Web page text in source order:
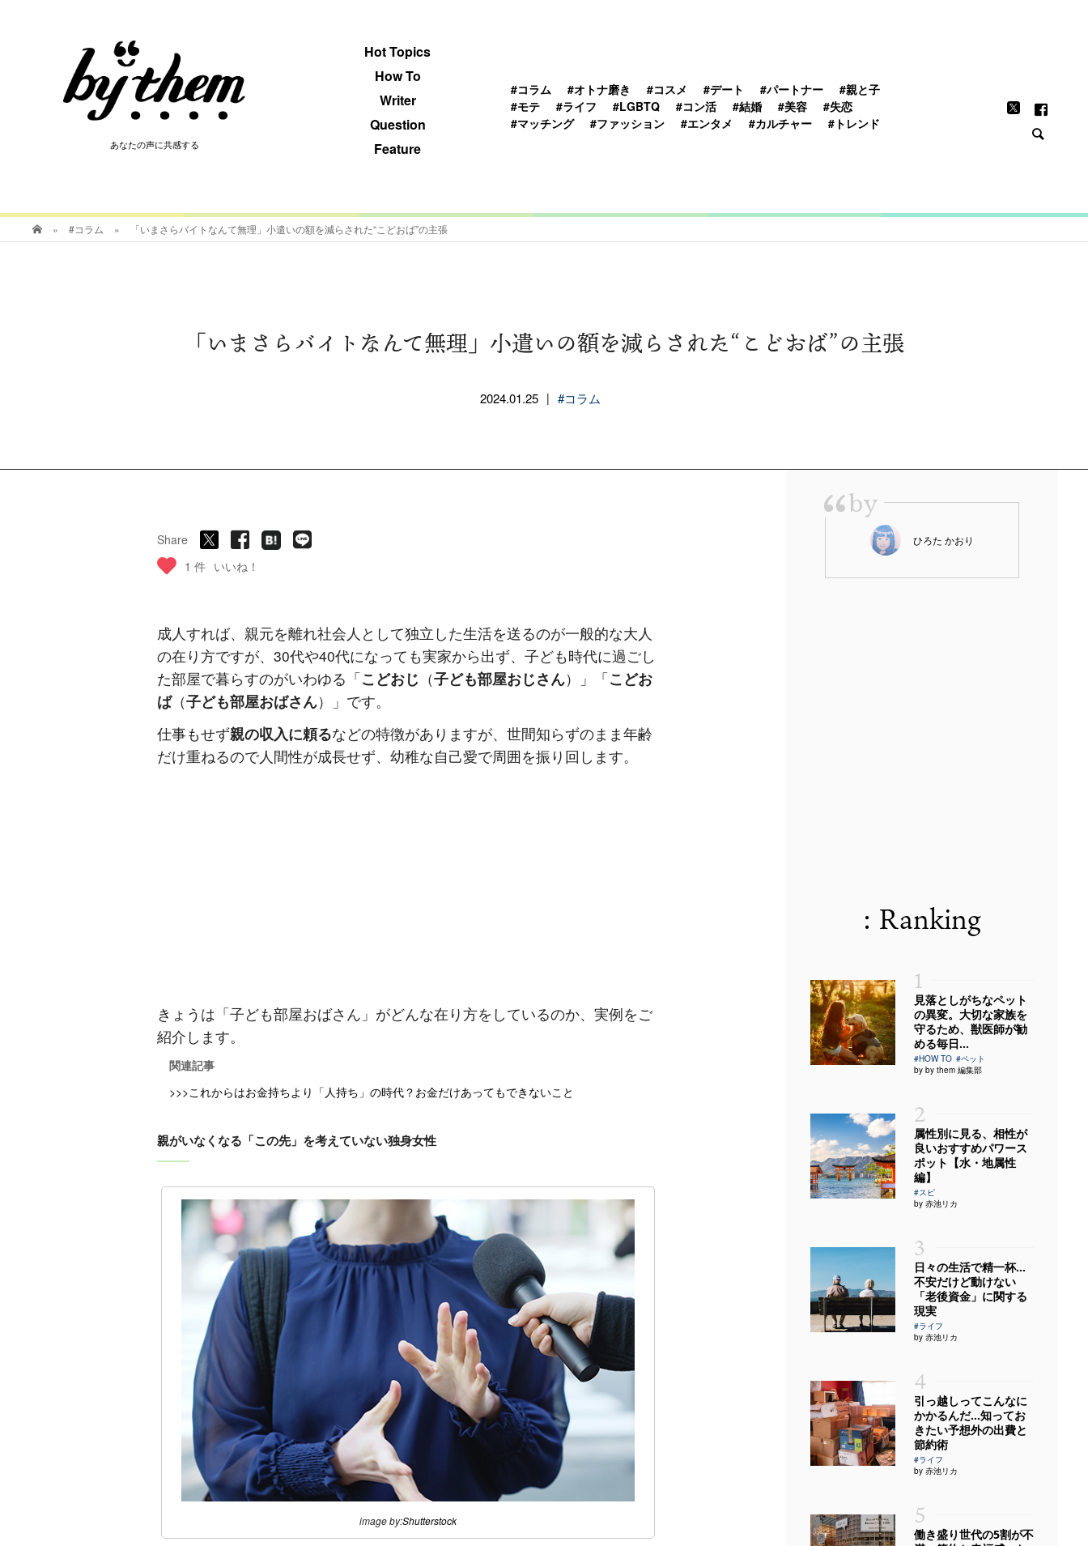
あなたの声に共感する
Hot Topics
How To
Writer
Question
Feature
#コラム #オトナ磨き #コスメ #デート #パートナー
#親と子
#モテ
#ライフ #LGBTQ #コン活 #結婚 #美容
#失恋
#マッチング
#ファッション #エンタメ #カルチャー #トレンド
あなたの声に共感する
» #コラム » 「いまさらバイトなんて無理」小遣いの額を減らされた“こどおば”の主張
「いまさらバイトなんて無理」小遣いの額を減らされた“こどおば”の主張
2024.01.25 | #コラム
Share
1 件 いいね！
成人すれば、親元を離れ社会人として独立した生活を送るのが一般的な大人
の在り方ですが、30代や40代になっても実家から出ず、子ども時代に過ごし
た部屋で暮らすのがいわゆる「こどおじ （子ども部屋おじさん）」「こどお
ば（子ども部屋おばさん）」です。
仕事もせず親の収入に頼るなどの特徴がありますが、世間知らずのまま年齢
だけ重ねるので人間性が成長せず、幼稚な自己愛で周囲を振り回します。
きょうは「子ども部屋おばさん」がどんな在り方をしているのか、実例をご
紹介します。
関連記事
>>>これからはお金持ちより「人持ち」の時代？お金だけあってもできないこと
親がいなくなる「この先」を考えていない独身女性
image by:Shutterstock
“by
ひろた かおり
: Ranking
1
見落としがちなペット
の異変。大切な家族を
守るため、獣医師が勧
める毎日...
#HOW TO #ペット
by by them 編集部
2
属性別に見る、相性が
良いおすすめパワース
ポット【水・地属性
編】
#スピ
by 赤池リカ
3
日々の生活で精一杯…
不安だけど動けない
「老後資金」に関する
現実
#ライフ
by 赤池リカ
4
引っ越しってこんなに
かかるんだ…知ってお
きたい予想外の出費と
節約術
#ライフ
by 赤池リカ
5
働き盛り世代の5割が不